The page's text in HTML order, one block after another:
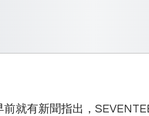
就有新聞指出，